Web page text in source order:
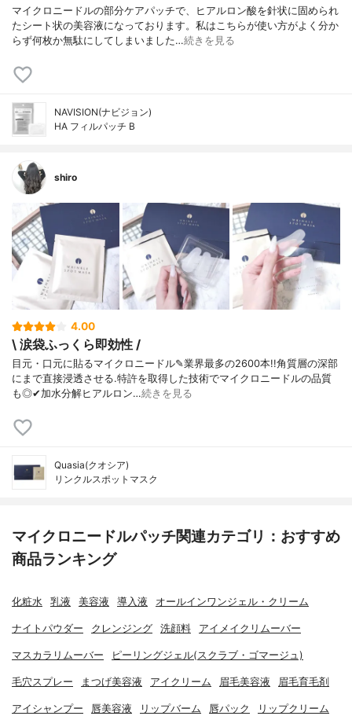
マイクロニードルの部分ケアパッチで、ヒアルロン酸を針状に固められ
たシート状の美容液になっております。私はこちらが使い方がよく分か
らず何枚か無駄にしてしまいました…続きを見る
NAVISION(ナビジョン)
HA フィルパッチ B
shiro
4.00
\ 涙袋ふっくら即効性 /
目元・口元に貼るマイクロニードル✎業界最多の2600本!!角質層の深部
にまで直接浸透させる.特許を取得した技術でマイクロニードルの品質
も◎✔︎加水分解ヒアルロン…続きを見る
Quasia(クオシア)
リンクルスポットマスク
マイクロニードルパッチ関連カテゴリ：おすすめ
商品ランキング
化粧水 乳液 美容液 導入液 オールインワンジェル・クリーム
ナイトパウダー クレンジング 洗顔料 アイメイクリムーバー
マスカラリムーバー ピーリングジェル(スクラブ・ゴマージュ)
毛穴スプレー まつげ美容液 アイクリーム 眉毛美容液 眉毛育毛剤
アイシャンプー 唇美容液 リップバーム 唇パック リップクリーム